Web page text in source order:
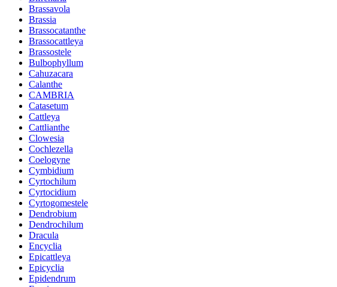
Brassavola
Brassia
Brassocatanthe
Brassocattleya
Brassostele
Bulbophyllum
Cahuzacara
Calanthe
CAMBRIA
Catasetum
Cattleya
Cattlianthe
Clowesia
Cochlezella
Coelogyne
Cymbidium
Cyrtochilum
Cyrtocidium
Cyrtogomestele
Dendrobium
Dendrochilum
Dracula
Encyclia
Epicattleya
Epicyclia
Epidendrum